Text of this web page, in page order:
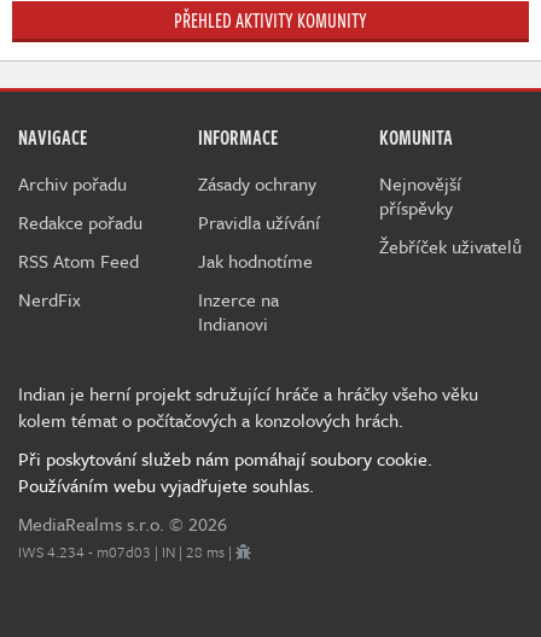
PŘEHLED AKTIVITY KOMUNITY
NAVIGACE
Archiv pořadu
Redakce pořadu
RSS Atom Feed
NerdFix
INFORMACE
Zásady ochrany
Pravidla užívání
Jak hodnotíme
Inzerce na
Indianovi
KOMUNITA
Nejnovější
příspěvky
Žebříček uživatelů
Indian je herní projekt sdružující hráče a hráčky všeho věku
kolem témat o počítačových a konzolových hrách.
Při poskytování služeb nám pomáhají soubory cookie.
Používáním webu vyjadřujete souhlas.
MediaRealms s.r.o. © 2026
IWS 4.234 - m07d03 | IN | 28 ms |